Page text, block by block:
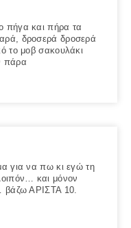
πήγα και πήρα τα
δροσερά δροσερά
το μοβ σακουλάκι
πάρα
για να πω κι εγώ τη
και μόνον
βάζω ΑΡΙΣΤΑ 10.